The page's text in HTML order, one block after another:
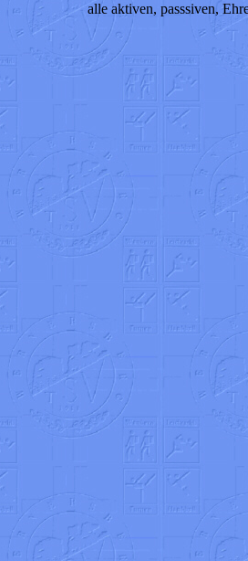
alle aktiven, passsiven,